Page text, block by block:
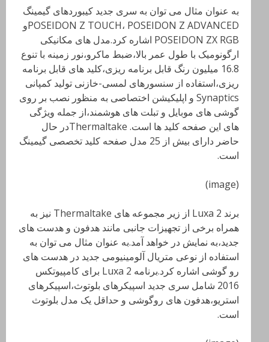
به عنوان مثال می توان به سری جدید کیبوردهای گیمینگ
POSEIDON Z TOUCH، POSEIDON Z ADVANCEDو
POSEIDON ZX RGB اشاره کرد.مدل های مکانیکی
ارگونومیک با طول عمر بالا،ضبط ماکرو،نور زمینه با تنوع
16.8 میلیون رنگ قابل برنامه ریزی،کلید های قابل برنامه
ریزی،استفاده از سنسورهای لمسی-خازنی تولید کمپانی
Synaptics و اپلیکیشن اختصاصی به منظور نصب بر روی
گوشی های موبایل و تبلت های هوشمند،از جمله ویژگی
های این صفحه کلید ها است.
Thermaltakeدر حال
حاضر دارای بیش از 25 مدل صفحه کلید تخصصی گیمینگ
است.
(image)
برند Luxa 2 از زیر مجموعه های Thermaltake نیز به
همراه برخی از تجهیزات جانبی مانند هدفون و هدست های
جدید،به نمایش در خواهد آمد.به عنوان مثال می توان به
استفاده از نوعی متریال آلومینیومی جدید در هدست های
رو گوشی اشاره کرد.برنامه Luxa 2 برای کامپیوتکس
2016 شامل سری جدید اسپیکرهای بلوتوث،اسپیکرهای
استریو،هدفون های روگوشی و حداقل یک مدل بلوتوث
است.